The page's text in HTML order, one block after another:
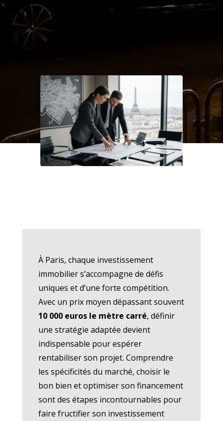
À Paris, chaque investissement
immobilier s’accompagne de défis
uniques et d’une forte compétition.
Avec un prix moyen dépassant souvent
10 000 euros le mètre carré, définir
une stratégie adaptée devient
indispensable pour espérer
rentabiliser son projet. Comprendre
les spécificités du marché, choisir le
bon bien et optimiser son financement
sont des étapes incontournables pour
faire fructifier son investissement